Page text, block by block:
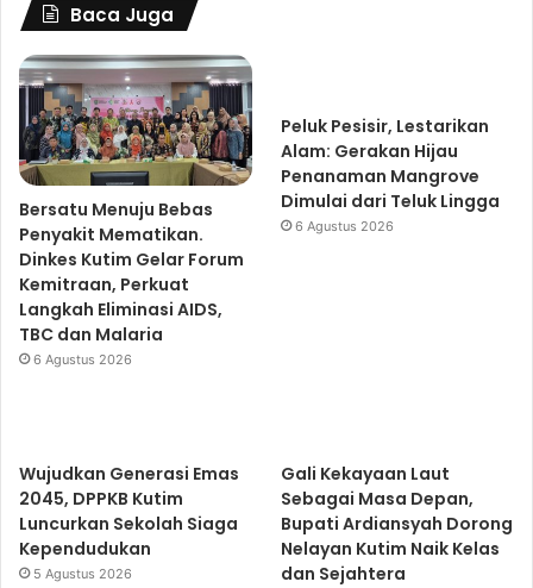
Baca Juga
Bersatu Menuju Bebas
Penyakit Mematikan.
Dinkes Kutim Gelar Forum
Kemitraan, Perkuat
Langkah Eliminasi AIDS,
TBC dan Malaria
6 Agustus 2026
Peluk Pesisir, Lestarikan
Alam: Gerakan Hijau
Penanaman Mangrove
Dimulai dari Teluk Lingga
6 Agustus 2026
Wujudkan Generasi Emas
2045, DPPKB Kutim
Luncurkan Sekolah Siaga
Kependudukan
5 Agustus 2026
Gali Kekayaan Laut
Sebagai Masa Depan,
Bupati Ardiansyah Dorong
Nelayan Kutim Naik Kelas
dan Sejahtera